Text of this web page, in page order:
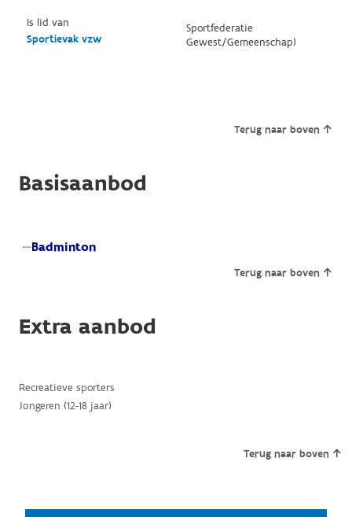
Is lid van
Sportievak vzw
Sportfederatie
Gewest/Gemeenschap)
Terug naar boven
Basisaanbod
Badminton
Terug naar boven
Extra aanbod
Recreatieve sporters
Jongeren (12-18 jaar)
Terug naar boven